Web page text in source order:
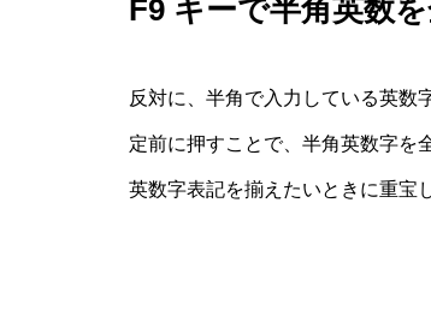
F9 キーで半角英数
反対に、半角で入力している英数
定前に押すことで、半角英数字を
英数字表記を揃えたいときに重宝